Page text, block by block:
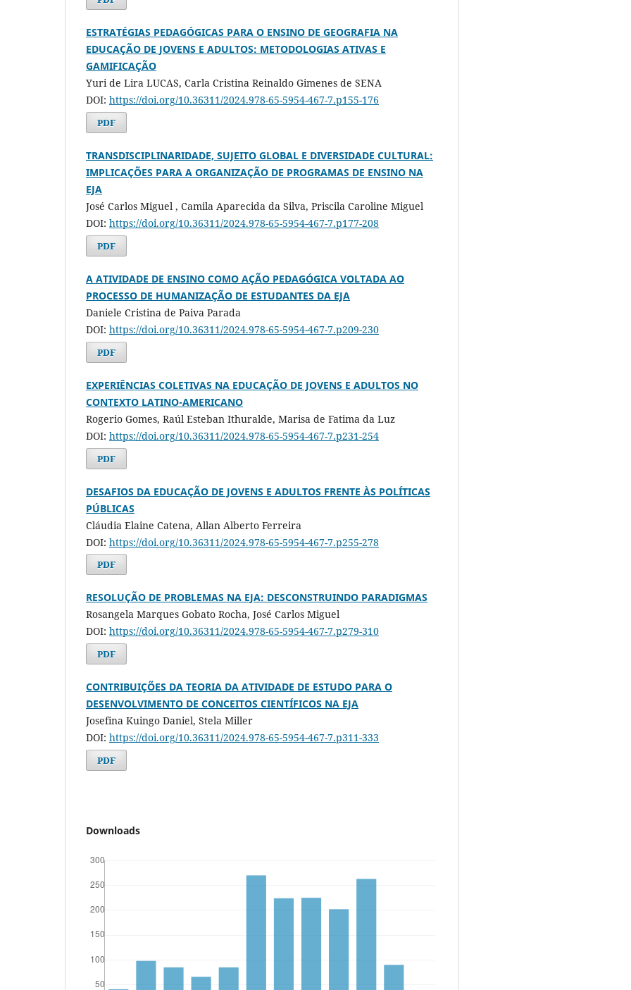
ESTRATÉGIAS PEDAGÓGICAS PARA O ENSINO DE GEOGRAFIA NA
EDUCAÇÃO DE JOVENS E ADULTOS: METODOLOGIAS ATIVAS E
GAMIFICAÇÃO
Yuri de Lira LUCAS, Carla Cristina Reinaldo Gimenes de SENA
DOI: https://doi.org/10.36311/2024.978-65-5954-467-7.p155-176
PDF
TRANSDISCIPLINARIDADE, SUJEITO GLOBAL E DIVERSIDADE CULTURAL:
IMPLICAÇÕES PARA A ORGANIZAÇÃO DE PROGRAMAS DE ENSINO NA
EJA
José Carlos Miguel , Camila Aparecida da Silva, Priscila Caroline Miguel
DOI: https://doi.org/10.36311/2024.978-65-5954-467-7.p177-208
PDF
A ATIVIDADE DE ENSINO COMO AÇÃO PEDAGÓGICA VOLTADA AO
PROCESSO DE HUMANIZAÇÃO DE ESTUDANTES DA EJA
Daniele Cristina de Paiva Parada
DOI: https://doi.org/10.36311/2024.978-65-5954-467-7.p209-230
PDF
EXPERIÊNCIAS COLETIVAS NA EDUCAÇÃO DE JOVENS E ADULTOS NO
CONTEXTO LATINO-AMERICANO
Rogerio Gomes, Raúl Esteban Ithuralde, Marisa de Fatima da Luz
DOI: https://doi.org/10.36311/2024.978-65-5954-467-7.p231-254
PDF
DESAFIOS DA EDUCAÇÃO DE JOVENS E ADULTOS FRENTE ÀS POLÍTICAS
PÚBLICAS
Cláudia Elaine Catena, Allan Alberto Ferreira
DOI: https://doi.org/10.36311/2024.978-65-5954-467-7.p255-278
PDF
RESOLUÇÃO DE PROBLEMAS NA EJA: DESCONSTRUINDO PARADIGMAS
Rosangela Marques Gobato Rocha, José Carlos Miguel
DOI: https://doi.org/10.36311/2024.978-65-5954-467-7.p279-310
PDF
CONTRIBUIÇÕES DA TEORIA DA ATIVIDADE DE ESTUDO PARA O
DESENVOLVIMENTO DE CONCEITOS CIENTÍFICOS NA EJA
Josefina Kuingo Daniel, Stela Miller
DOI: https://doi.org/10.36311/2024.978-65-5954-467-7.p311-333
PDF
Downloads